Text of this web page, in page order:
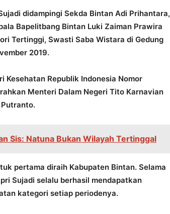
didampingi Sekda Bintan Adi Prihantara,
Bapelitbang Bintan Luki Zaiman Prawira
Tertinggi, Swasti Saba Wistara di Gedung
2019.
Kesehatan Republik Indonesia Nomor
Menteri Dalam Negeri Tito Karnavian
Sis: Natuna Bukan Wilayah Tertinggal
pertama diraih Kabupaten Bintan. Selama
Sujadi selalu berhasil mendapatkan
kategori setiap periodenya.